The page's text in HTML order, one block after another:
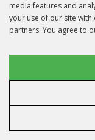
LIVRAISON
PAIEMENT
Livraison en Pologne
media features and
your use of our site
partners. You agree to
Cookies de
Personnalisation